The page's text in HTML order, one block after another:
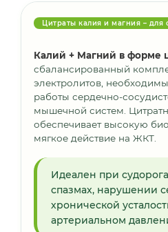
Цитраты калия и магния – для
Калий + Магний в форме
сбалансированный
электролитов,
работы сердечно-
мышечной систем.
обеспечивает высокую
мягкое действие на ЖКТ.
Идеален при
спазмах, нарушении
хронической
артериальном